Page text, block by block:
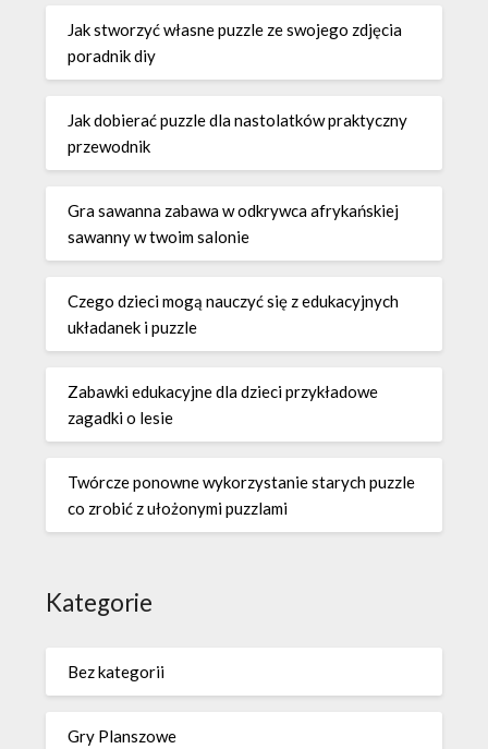
Jak stworzyć własne puzzle ze swojego zdjęcia
poradnik diy
Jak dobierać puzzle dla nastolatków praktyczny
przewodnik
Gra sawanna zabawa w odkrywca afrykańskiej
sawanny w twoim salonie
Czego dzieci mogą nauczyć się z edukacyjnych
układanek i puzzle
Zabawki edukacyjne dla dzieci przykładowe
zagadki o lesie
Twórcze ponowne wykorzystanie starych puzzle
co zrobić z ułożonymi puzzlami
Kategorie
Bez kategorii
Gry Planszowe